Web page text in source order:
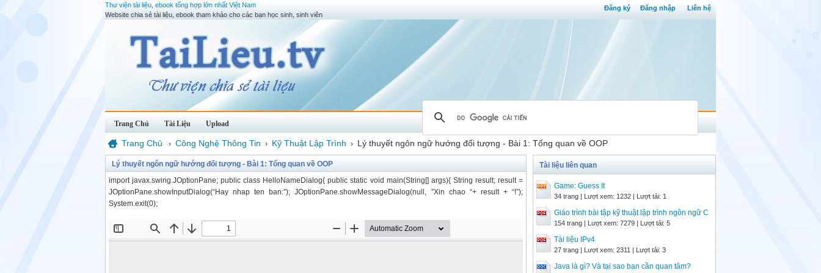
Đăng ký Đăng nhập Liên hệ
Thư viện tài liệu, ebook tổng hợp lớn nhất Việt Nam
Website chia sẻ tài liệu, ebook tham khảo cho các bạn học sinh, sinh viên
Trang Chủ Tài Liệu Upload
Trang Chủ › Công Nghệ Thông Tin › Kỹ Thuật Lập Trình › Lý thuyết ngôn ngữ hướng đối tượng - Bài 1: Tổng quan về OOP
Lý thuyết ngôn ngữ hướng đối tượng - Bài 1: Tổng quan về OOP
import javax.swing.JOptionPane; public class HelloNameDialog{ public static void main(String[] args){ String result; result =
JOptionPane.showInputDialog(“Hay nhap ten ban:”); JOptionPane.showMessageDialog(null, ”Xin chao “+ result + “!”);
System.exit(0);
Tài liệu liên quan
Game: Guess It
34 trang | Lượt xem: 1232 | Lượt tải: 1
Giáo trình bài tập kỹ thuật lập trình ngôn ngữ C
154 trang | Lượt xem: 7279 | Lượt tải: 5
Tài liệu IPv4
27 trang | Lượt xem: 2311 | Lượt tải: 3
Java là gì? Và tại sao bạn cần quan tâm?